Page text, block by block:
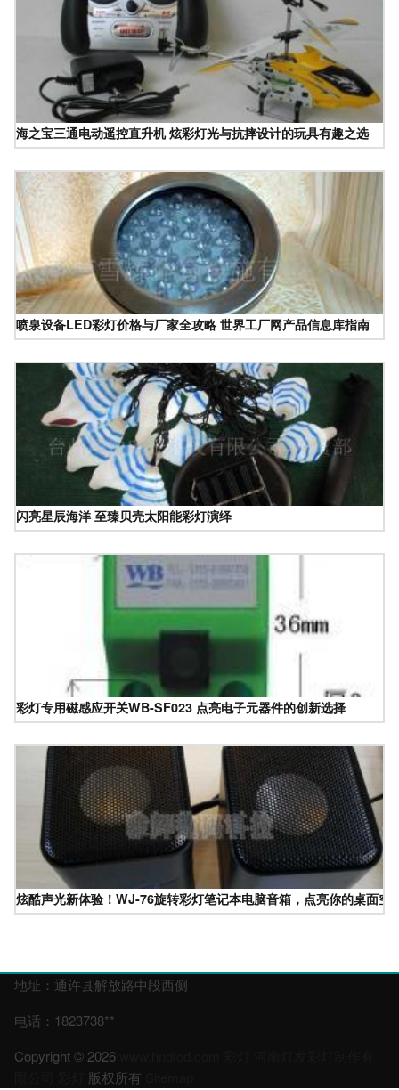
海之宝三通电动遥控直升机 炫彩灯光与抗摔设计的玩具有趣之选
喷泉设备LED彩灯价格与厂家全攻略 世界工厂网产品信息库指南
闪亮星辰海洋 至臻贝壳太阳能彩灯演绎
彩灯专用磁感应开关WB-SF023 点亮电子元器件的创新选择
炫酷声光新体验！WJ-76旋转彩灯笔记本电脑音箱，点亮你的桌面空
地址：通许县解放路中段西侧
电话：1823738**
Copyright © 2026
版权所有